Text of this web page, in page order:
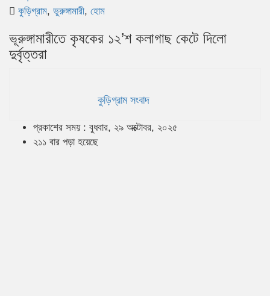
কুড়িগ্রাম, ভুরুঙ্গামারী, হোম
ভূরুঙ্গামারীতে কৃষকের ১২’শ কলাগাছ কেটে দিলো
দুর্বৃত্তরা
কুড়িগ্রাম সংবাদ
প্রকাশের সময় : বুধবার, ২৯ অক্টোবর, ২০২৫
২১১ বার পড়া হয়েছে